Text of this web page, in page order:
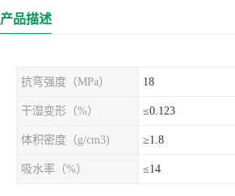
产品描述
抗弯强度（MPa） 18
干湿变形（%） ≤0.123
体积密度（g/cm3) ≥1.8
吸水率（%） ≤14